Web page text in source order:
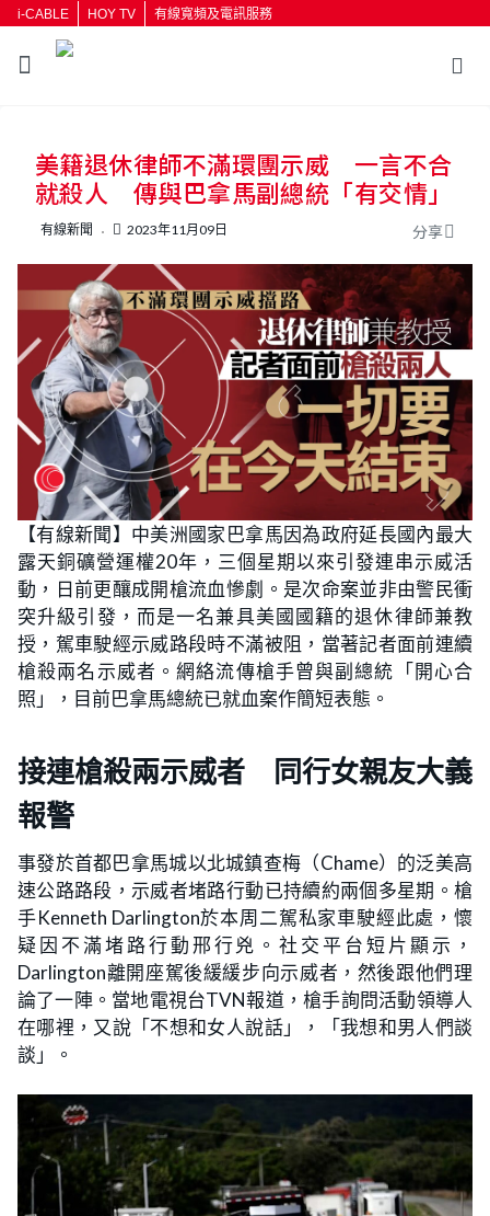
i-CABLE HOY TV 有線寬頻及電訊服務
按輸入鍵開始搜尋
美籍退休律師不滿環團示威 一言不合
就殺人 傳與巴拿馬副總統「有交情」
有線新聞 2023年11月09日 分享
【有線新聞】中美洲國家巴拿馬因為政府延長國內最大
露天銅礦營運權20年，三個星期以來引發連串示威活
動，日前更釀成開槍流血慘劇。是次命案並非由警民衝
突升級引發，而是一名兼具美國國籍的退休律師兼教
授，駕車駛經示威路段時不滿被阻，當著記者面前連續
槍殺兩名示威者。網絡流傳槍手曾與副總統「開心合
照」，目前巴拿馬總統已就血案作簡短表態。
接連槍殺兩示威者 同行女親友大義
報警
事發於首都巴拿馬城以北城鎮查梅（Chame）的泛美高
速公路路段，示威者堵路行動已持續約兩個多星期。槍
手Kenneth Darlington於本周二駕私家車駛經此處，懷
疑因不滿堵路行動邢行兇。社交平台短片顯示，
Darlington離開座駕後緩緩步向示威者，然後跟他們理
論了一陣。當地電視台TVN報道，槍手詢問活動領導人
在哪裡，又說「不想和女人說話」，「我想和男人們談
談」。